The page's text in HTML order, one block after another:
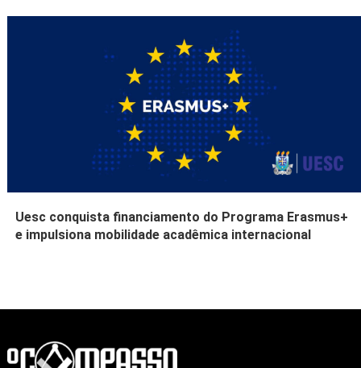
Uesc conquista financiamento do Programa Erasmus+
e impulsiona mobilidade acadêmica internacional